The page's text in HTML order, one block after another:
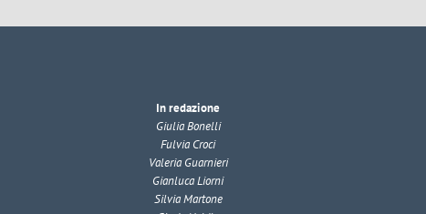
In redazione
Giulia Bonelli
Fulvia Croci
Valeria Guarnieri
Gianluca Liorni
Silvia Martone